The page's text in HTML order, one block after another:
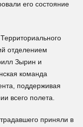
его состояние
отделением
Зырин и
команда
поддерживая
всего полета.
приняли в